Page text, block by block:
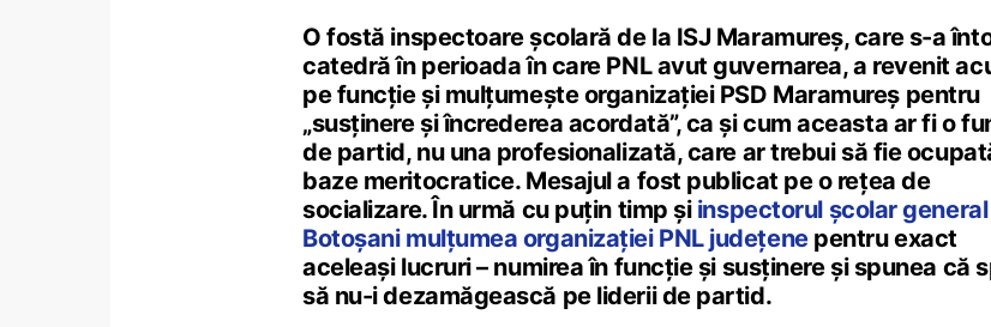
O fostă inspectoare școlară de la ISJ Maramureș, care s-a
catedră în perioada în care PNL avut guvernarea, a revenit
pe funcție și mulțumește organizației PSD Maramureș pentru
„susținere și încrederea acordată”, ca și cum aceasta ar fi o
de partid, nu una profesionalizată, care ar trebui să fie
baze meritocratice. Mesajul a fost publicat pe o rețea de
socializare. În urmă cu puțin timp și inspectorul școlar
Botoșani mulțumea organizației PNL județenepentru exact
aceleași lucruri – numirea în funcție și susținere și spunea că
să nu-i dezamăgească pe liderii de partid.